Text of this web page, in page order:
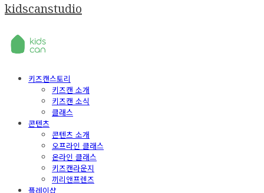
kidscanstudio
키즈캔스토리
키즈캔 소개
키즈캔 소식
클래스
콘텐츠
콘텐츠 소개
오프라인 클래스
온라인 클래스
키즈캔라운지
끼리앤프렌즈
플레이샵